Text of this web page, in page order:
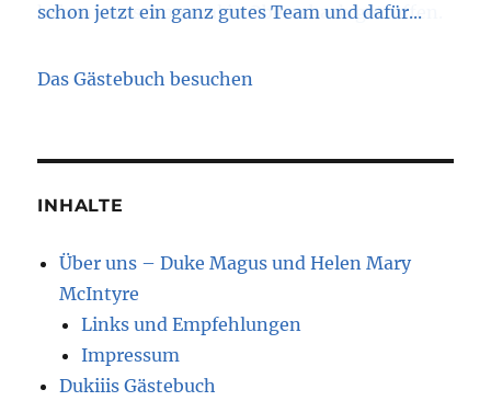
schon jetzt ein ganz gutes Team und dafür...
haben uns schon mal in Oberasbach getroffen.
Über uns – Duke Magus und Helen Mary
McIntyre
Links und Empfehlungen
Impressum